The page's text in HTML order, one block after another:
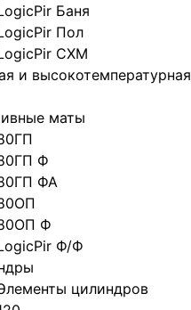
Баня
Пол
СХМ
и высокотемпературная
маты
Ф
ФА
Ф
Ф/Ф
цилиндров